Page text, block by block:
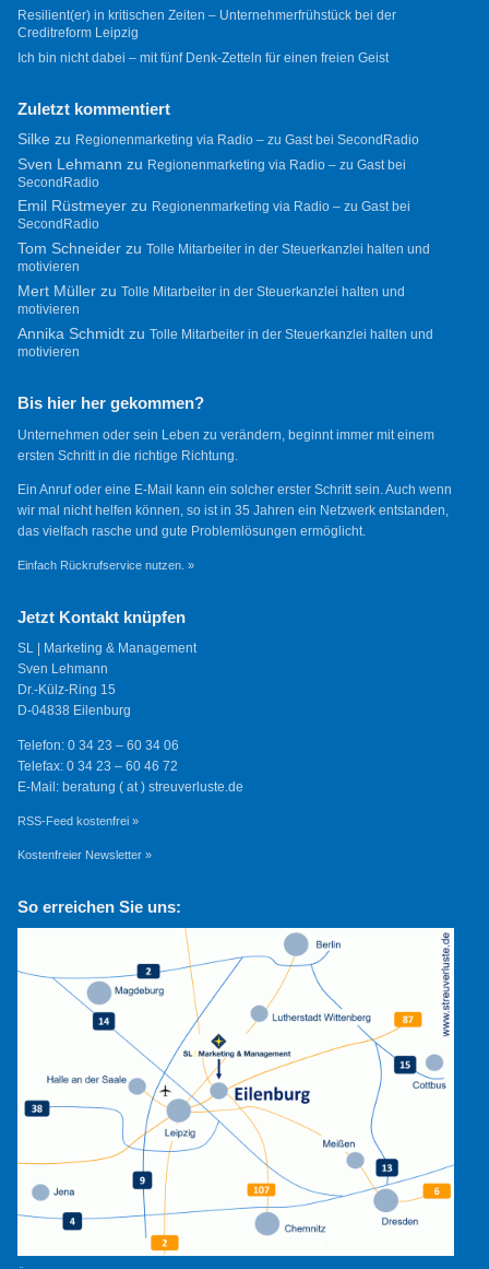
Resilient(er) in kritischen Zeiten – Unternehmerfrühstück bei der
Creditreform Leipzig
Ich bin nicht dabei – mit fünf Denk-Zetteln für einen freien Geist
Zuletzt kommentiert
Silkezu Regionenmarketing via Radio – zu Gast bei SecondRadio
Sven Lehmann zu Regionenmarketing via Radio – zu Gast bei
SecondRadio
Emil Rüstmeyerzu Regionenmarketing via Radio – zu Gast bei
SecondRadio
Tom Schneiderzu Tolle Mitarbeiter in der Steuerkanzlei halten und
motivieren
Mert Müllerzu Tolle Mitarbeiter in der Steuerkanzlei halten und
motivieren
Annika Schmidtzu Tolle Mitarbeiter in der Steuerkanzlei halten und
motivieren
Bis hier her gekommen?
Unternehmen oder sein Leben zu verändern, beginnt immer mit einem
ersten Schritt in die richtige Richtung.
Ein Anruf oder eine E-Mail kann ein solcher erster Schritt sein. Auch wenn
wir mal nicht helfen können, so ist in 35 Jahren ein Netzwerk entstanden,
das vielfach rasche und gute Problemlösungen ermöglicht.
Einfach Rückrufservice nutzen. »
Jetzt Kontakt knüpfen
SL | Marketing & Management
Sven Lehmann
Dr.-Külz-Ring 15
D-04838 Eilenburg
Telefon: 0 34 23 – 60 34 06
Telefax: 0 34 23 – 60 46 72
E-Mail: beratung ( at ) streuverluste.de
RSS-Feed kostenfrei »
Kostenfreier Newsletter »
So erreichen Sie uns: